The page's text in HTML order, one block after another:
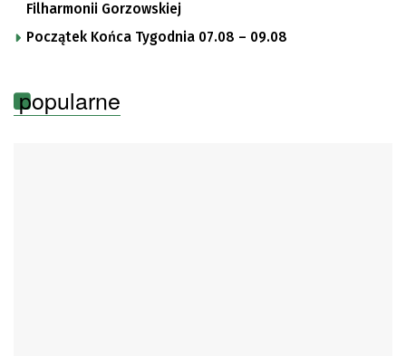
Filharmonii Gorzowskiej
Początek Końca Tygodnia 07.08 – 09.08
popularne